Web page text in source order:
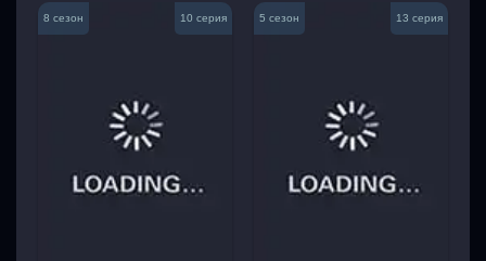
8 сезон 10 серия 5 сезон 13 серия